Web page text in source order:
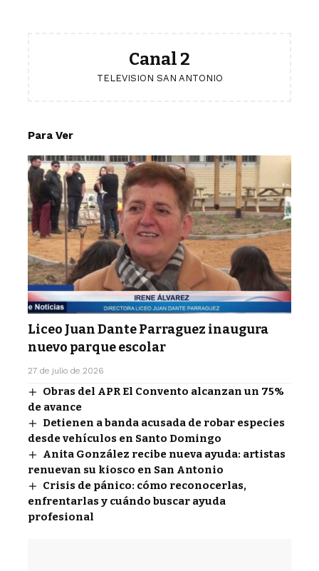
Canal 2
TELEVISION SAN ANTONIO
Para Ver
Liceo Juan Dante Parraguez inaugura
nuevo parque escolar
27 de julio de 2026
Obras del APR El Convento alcanzan un 75%
de avance
Detienen a banda acusada de robar especies
desde vehículos en Santo Domingo
Anita González recibe nueva ayuda: artistas
renuevan su kiosco en San Antonio
Crisis de pánico: cómo reconocerlas,
enfrentarlas y cuándo buscar ayuda
profesional